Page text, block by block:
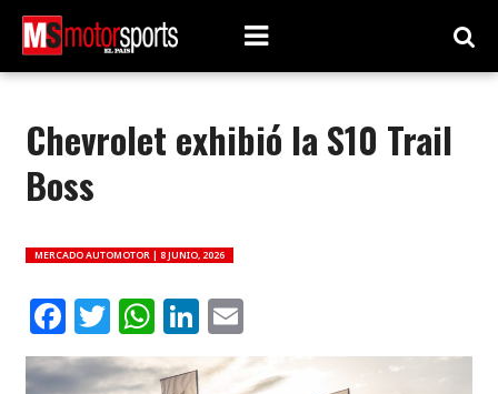
Chevrolet exhibió la S10 Trail
Boss
MERCADO AUTOMOTOR | 8 JUNIO, 2026
Facebook
Twitter
WhatsApp
LinkedIn
Email